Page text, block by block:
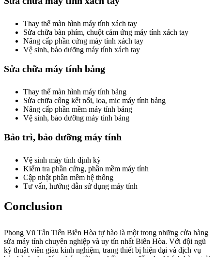
Thay thế màn hình máy tính xách tay
Sửa chữa bàn phím, chuột cảm ứng máy tính xách tay
Nâng cấp phần cứng máy tính xách tay
Vệ sinh, bảo dưỡng máy tính xách tay
Sửa chữa máy tính bảng
Thay thế màn hình máy tính bảng
Sửa chữa cổng kết nối, loa, mic máy tính bảng
Nâng cấp phần mềm máy tính bảng
Vệ sinh, bảo dưỡng máy tính bảng
Bảo trì, bảo dưỡng máy tính
Vệ sinh máy tính định kỳ
Kiểm tra phần cứng, phần mềm máy tính
Cập nhật phần mềm hệ thống
Tư vấn, hướng dẫn sử dụng máy tính
Conclusion
Phong Vũ Tân Tiến Biên Hòa tự hào là một trong những cửa hàng
sửa máy tính chuyên nghiệp và uy tín nhất Biên Hòa. Với đội ngũ
kỹ thuật viên giàu kinh nghiệm, trang thiết bị hiện đại và dịch vụ